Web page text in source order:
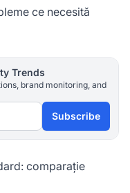
ce necesită
Trends
brand monitoring, and
Subscribe
comparație